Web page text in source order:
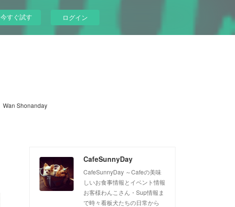
今すぐ試す ログイン
Wan Shonanday
CafeSunnyDay
CafeSunnyDay ～Cafeの美味
しいお食事情報とイベント情報
お客様わんこさん・Sup情報ま
で時々看板犬たちの日常から